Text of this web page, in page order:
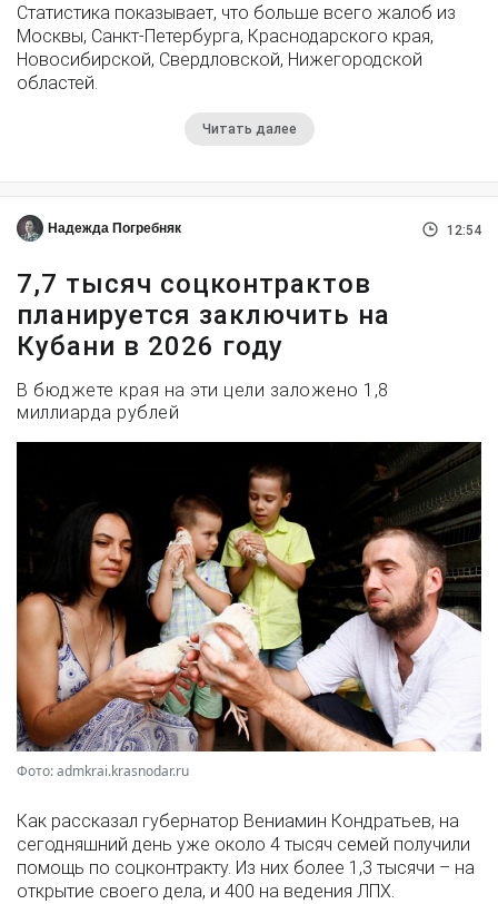
Статистика показывает, что больше всего жалоб из
Москвы, Санкт-Петербурга, Краснодарского края,
Новосибирской, Свердловской, Нижегородской
областей.
Читать далее
Надежда Погребняк 12:54
7,7 тысяч соцконтрактов
планируется заключить на
Кубани в 2026 году
В бюджете края на эти цели заложено 1,8
миллиарда рублей
Фото: admkrai.krasnodar.ru
Как рассказал губернатор Вениамин Кондратьев, на
сегодняшний день уже около 4 тысяч семей получили
помощь по соцконтракту. Из них более 1,3 тысячи – на
открытие своего дела, и 400 на ведения ЛПХ.